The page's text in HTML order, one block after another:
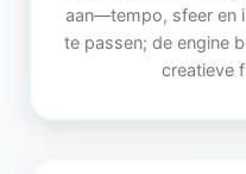
aan—tempo, sfeer en
te passen; de engine
creatieve